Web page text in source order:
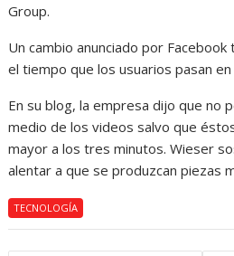
Group.
Un cambio anunciado por
el tiempo que los usuarios pasan en
En su blog, la empresa dijo que no
medio de los videos salvo que
mayor a los tres minutos. Wieser
alentar a que se produzcan piezas
TECNOLOGÍA